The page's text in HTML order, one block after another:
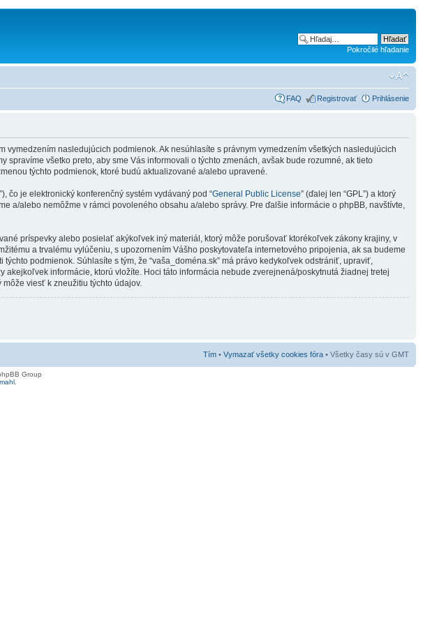
Pokročilé hľadanie
FAQ Registrovať Prihlásenie
vymedzením nasledujúcich podmienok. Ak nesúhlasíte s právnym vymedzením všetkých nasledujúcich
všetko preto, aby sme Vás informovali o týchto zmenách, avšak bude rozumné, ak tieto
týchto podmienok, ktoré budú aktualizované a/alebo upravené.
čo je elektronický konferenčný systém vydávaný pod “General Public License” (ďalej len “GPL”) a ktorý
a/alebo nemôžme v rámci povoleného obsahu a/alebo správy. Pre ďalšie informácie o phpBB, navštívte,
príspevky alebo posielať akýkoľvek iný materiál, ktorý môže porušovať ktorékoľvek zákony krajiny, v
a trvalému vylúčeniu, s upozornením Vášho poskytovateľa internetového pripojenia, ak sa budeme
podmienok. Súhlasíte s tým, že “vaša_doména.sk” má právo kedykoľvek odstrániť, upraviť,
informácie, ktorú vložíte. Hoci táto informácia nebude zverejnená/poskytnutá žiadnej tretej
viesť k zneužitiu týchto údajov.
Tím • Vymazať všetky cookies fóra • Všetky časy sú v GMT
Group
.